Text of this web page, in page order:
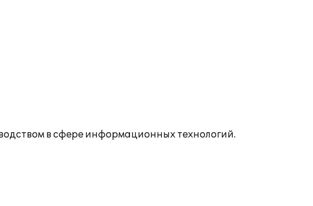
в сфере информационных технологий.